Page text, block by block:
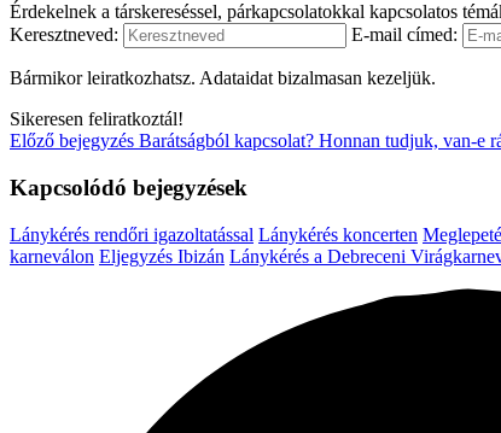
Érdekelnek a társkereséssel, párkapcsolatokkal kapcsolatos
Keresztneved:
E-mail címed:
Bármikor leiratkozhatsz. Adataidat bizalmasan kezeljük.
Sikeresen feliratkoztál!
Előző bejegyzés Barátságból kapcsolat? Honnan tudjuk, van-e
Kapcsolódó bejegyzések
Lánykérés rendőri igazoltatással Lánykérés koncerten
karneválon Eljegyzés Ibizán Lánykérés a Debreceni